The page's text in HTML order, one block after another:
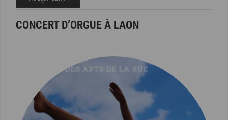
CONCERT D’ORGUE À LAON